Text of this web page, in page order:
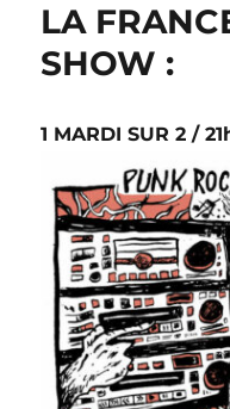
LA
SHOW :
1 MARDI SUR 2 /